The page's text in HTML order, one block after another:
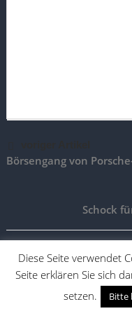
Börsengang von
Schock
TradingAktien.de |
Diese Seite verwendet
Seite erklären Sie sich
setzen.
Bitte